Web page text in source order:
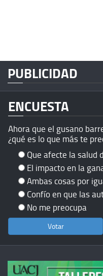
PUBLICIDAD
ENCUESTA
Ahora que el gusano
¿qué es lo que más te
Que afecte la salud
El impacto en la
Ambas cosas por
Confío en que las
No me preocupa